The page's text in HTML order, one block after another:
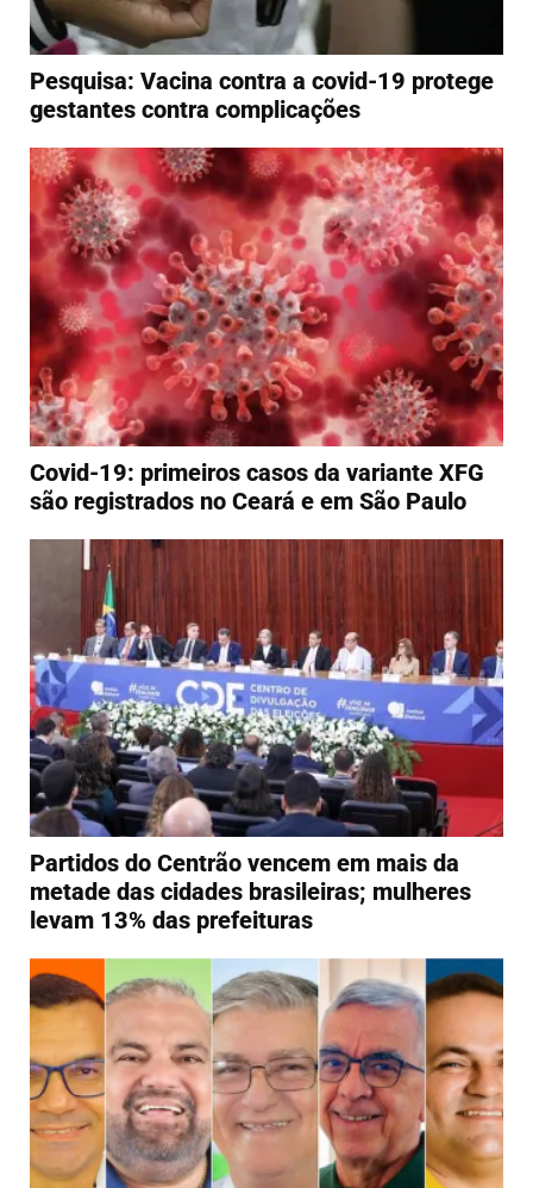
Pesquisa: Vacina contra a covid-19 protege
gestantes contra complicações
Covid-19: primeiros casos da variante XFG
são registrados no Ceará e em São Paulo
Partidos do Centrão vencem em mais da
metade das cidades brasileiras; mulheres
levam 13% das prefeituras